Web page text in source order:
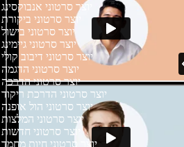
יוצר סרטוני אנבוקסינג
יוצר סרטוני ביקורת
יוצר סרטוני בישול
יוצר סרטוני גיימינג
יוצר סרטוני דיבוב קולי
יוצר סרטוני הדגמה
יוצר סרטוני הדרכה
יוצר סרטוני הדרכת ריקוד
יוצר סרטוני הול אופנה
יוצר סרטוני המלצות
יוצר סרטוני חדשות
יוצר סרטוני חיות מחמד